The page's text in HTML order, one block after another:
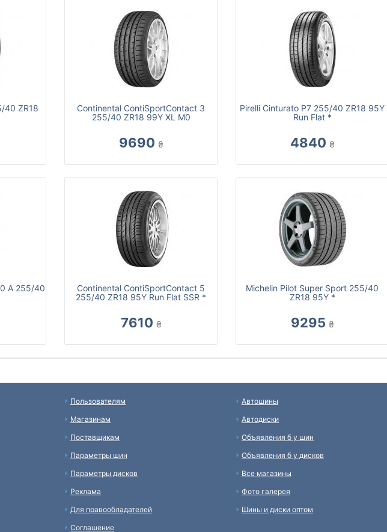
40 ZR18
Continental ContiSportContact 3
255/40 ZR18 99Y XL M0
9690 ₴
Pirelli Cinturato P7 255/40 ZR18 95Y
Run Flat *
4840 ₴
A 255/40
Continental ContiSportContact 5
255/40 ZR18 95Y Run Flat SSR *
7610 ₴
Michelin Pilot Super Sport 255/40
ZR18 95Y *
9295 ₴
Пользователям
Магазинам
Поставщикам
Параметры шин
Параметры дисков
Реклама
Для правообладателей
Соглашение
Автошины
Автодиски
Объявления б у шин
Объявления б у дисков
Все магазины
Фото галерея
Шины и диски оптом